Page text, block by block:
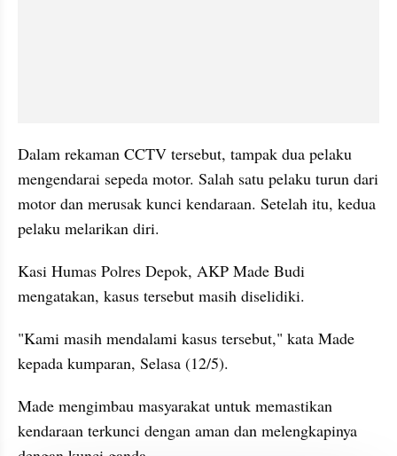
Dalam rekaman CCTV tersebut, tampak dua pelaku
mengendarai sepeda motor. Salah satu pelaku turun dari
motor dan merusak kunci kendaraan. Setelah itu, kedua
pelaku melarikan diri.
Kasi Humas Polres Depok, AKP Made Budi
mengatakan, kasus tersebut masih diselidiki.
"Kami masih mendalami kasus tersebut," kata Made
kepada kumparan, Selasa (12/5).
Made mengimbau masyarakat untuk memastikan
kendaraan terkunci dengan aman dan melengkapinya